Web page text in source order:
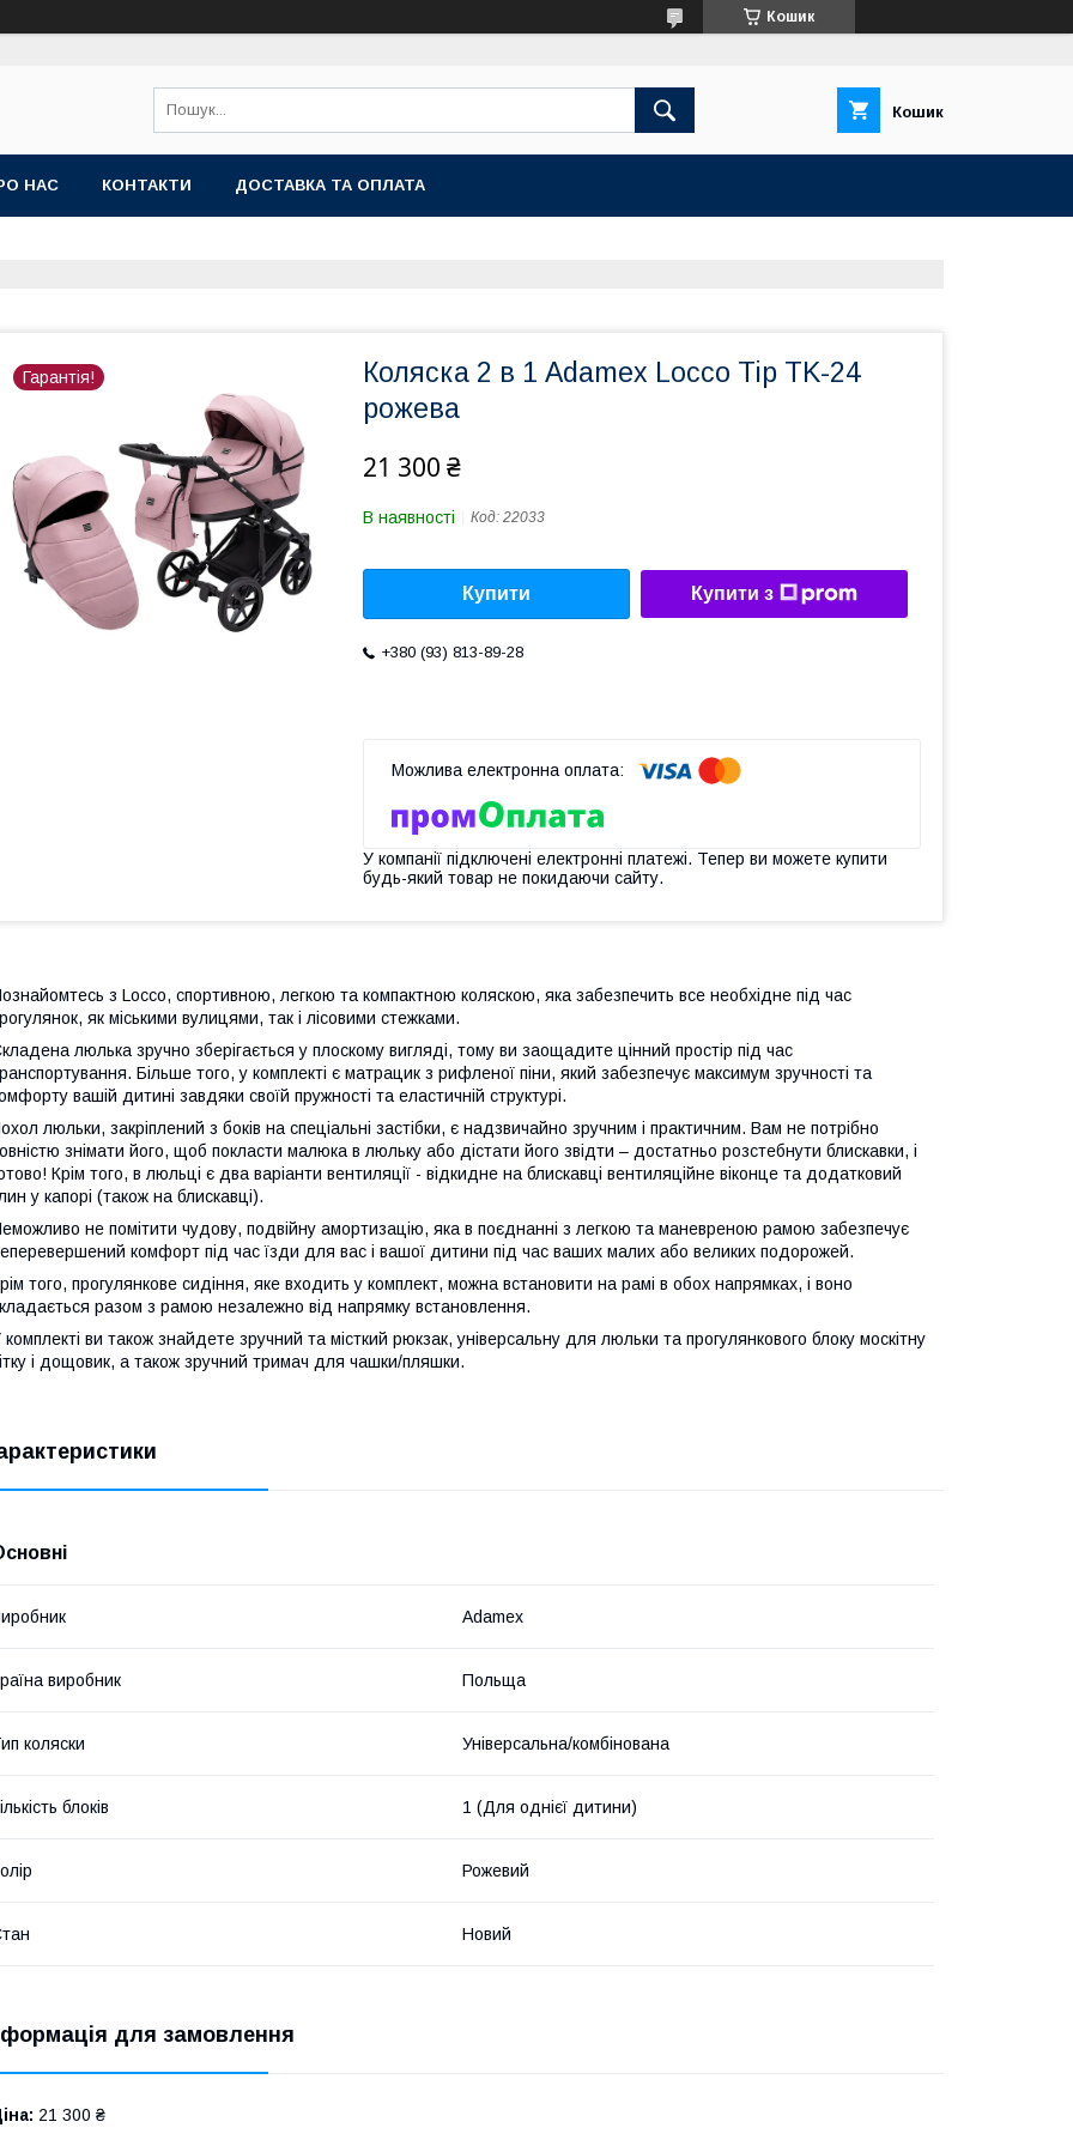
Кошик
Кошик
НАС КОНТАКТИ ДОСТАВКА ТА ОПЛАТА
Гарантія!
Коляска 2 в 1 Adamex Locco Tip TK-24
рожева
21 300 ₴
В наявності Код: 22033
Купити Купити з
+380 (93) 813-89-28
У компанії підключені електронні платежі. Тепер ви можете купити
будь-який товар не покидаючи сайту.
з Locco, спортивною, легкою та компактною коляскою, яка забезпечить все необхідне під час
як міськими вулицями, так і лісовими стежками.
люлька зручно зберігається у плоскому вигляді, тому ви заощадите цінний простір під час
Більше того, у комплекті є матрацик з рифленої піни, який забезпечує максимум зручності та
вашій дитині завдяки своїй пружності та еластичній структурі.
люльки, закріплений з боків на спеціальні застібки, є надзвичайно зручним і практичним. Вам не потрібно
знімати його, щоб покласти малюка в люльку або дістати його звідти – достатньо розстебнути блискавки, і
Крім того, в люльці є два варіанти вентиляції - відкидне на блискавці вентиляційне віконце та додатковий
у капорі (також на блискавці).
не помітити чудову, подвійну амортизацію, яка в поєднанні з легкою та маневреною рамою забезпечує
комфорт під час їзди для вас і вашої дитини під час ваших малих або великих подорожей.
того, прогулянкове сидіння, яке входить у комплект, можна встановити на рамі в обох напрямках, і воно
разом з рамою незалежно від напрямку встановлення.
комплекті ви також знайдете зручний та місткий рюкзак, універсальну для люльки та прогулянкового блоку москітну
і дощовик, а також зручний тримач для чашки/пляшки.
Adamex
виробник Польща
коляски Універсальна/комбінована
блоків 1 (Для однієї дитини)
Рожевий
Новий
для замовлення
21 300 ₴